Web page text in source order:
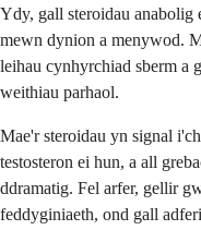
Ydy, gall steroidau
mewn dynion a menywod.
leihau cynhyrchiad sberm a
weithiau parhaol.
Mae'r steroidau yn signal
testosteron ei hun, a all
ddramatig. Fel arfer, gellir
feddyginiaeth, ond gall